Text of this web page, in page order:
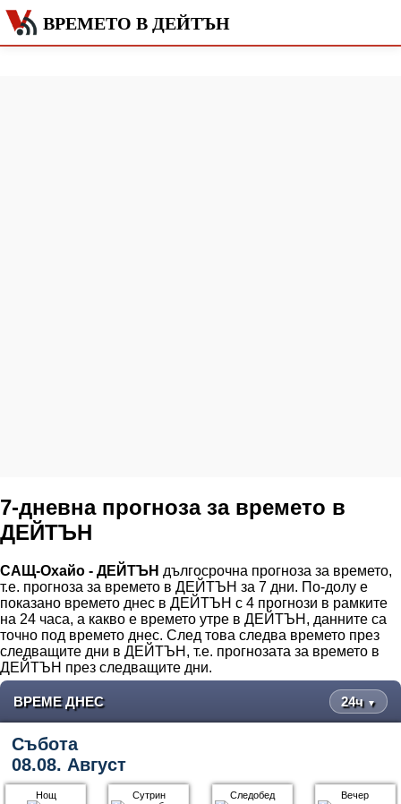
ВРЕМЕТО В ДЕЙТЪН
7-дневна прогноза за времето в
ДЕЙТЪН
САЩ-Охайо - ДЕЙТЪН дългосрочна прогноза за времето,
т.е. прогноза за времето в ДЕЙТЪН за 7 дни. По-долу е
показано времето днес в ДЕЙТЪН с 4 прогнози в рамките
на 24 часа, а какво е времето утре в ДЕЙТЪН, данните са
точно под времето днес. След това следва времето през
следващите дни в ДЕЙТЪН, т.е. прогнозата за времето в
ДЕЙТЪН през следващите дни.
ВРЕМЕ ДНЕС 24ч ▼
Събота
08.08. Август
Нощ Сутрин Следобед Вечер